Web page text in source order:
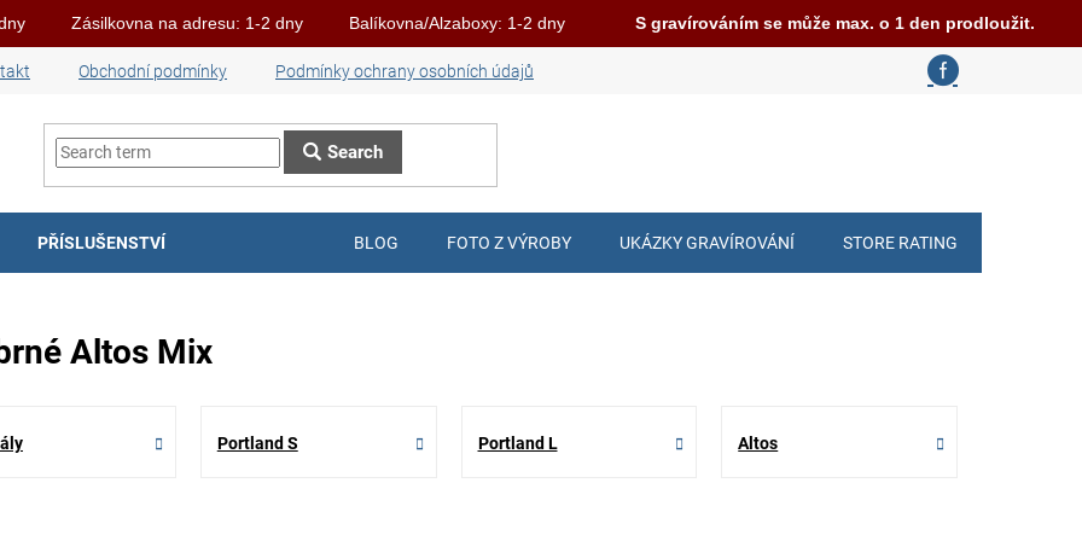
Zásilkovna na adresu: 1-2 dny Balíkovna/Alzaboxy: 1-2 dny
S gravírováním se může max. o 1 den prodloužit.
Obchodní podmínky Podmínky ochrany osobních údajů
Search
PŘÍSLUŠENSTVÍ BLOG FOTO Z VÝROBY UKÁZKY GRAVÍROVÁNÍ STORE RATING
Altos Mix
Portland S Portland L Altos